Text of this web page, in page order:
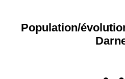
Population/